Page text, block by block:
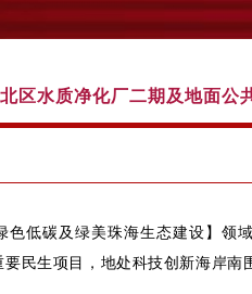
区水质净化厂二期及地面公
色低碳及绿美珠海生态建设】领
民生项目， 地处科技创新海岸南